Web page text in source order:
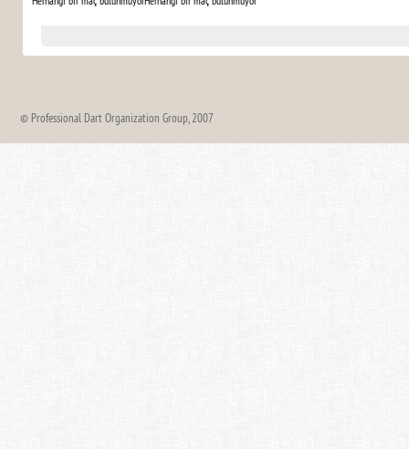
© Professional Dart Organization Group, 2007